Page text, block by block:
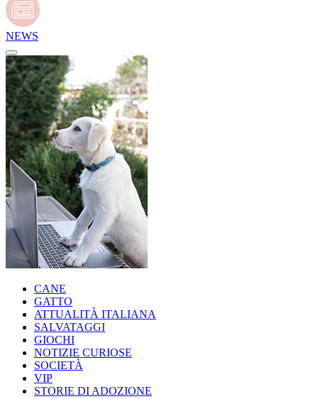
NEWS
CANE
GATTO
ATTUALITÀ ITALIANA
SALVATAGGI
GIOCHI
NOTIZIE CURIOSE
SOCIETÀ
VIP
STORIE DI ADOZIONE